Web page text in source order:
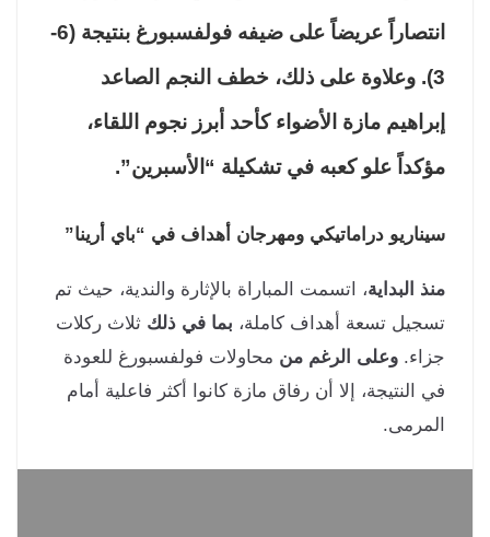
انتصاراً عريضاً على ضيفه فولفسبورغ بنتيجة (6-
3). وعلاوة على ذلك، خطف النجم الصاعد
مازة الأضواء كأحد أبرز نجوم اللقاء،
علو كعبه في تشكيلة “الأسبرين”.
دراماتيكي ومهرجان أهداف في “باي أرينا”
البداية، اتسمت المباراة بالإثارة والندية، حيث تم
تسعة أهداف كاملة، بما في ذلكثلاث ركلات
وعلى الرغم منمحاولات فولفسبورغ للعودة
النتيجة، إلا أن رفاق مازة كانوا أكثر فاعلية أمام